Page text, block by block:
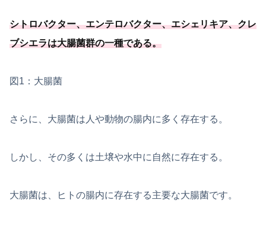
シトロバクター、エンテロバクター、エシェリキア、クレ
ブシエラは大腸菌群の一種である。
図1：大腸菌
さらに、大腸菌は人や動物の腸内に多く存在する。
しかし、その多くは土壌や水中に自然に存在する。
大腸菌は、ヒトの腸内に存在する主要な大腸菌です。